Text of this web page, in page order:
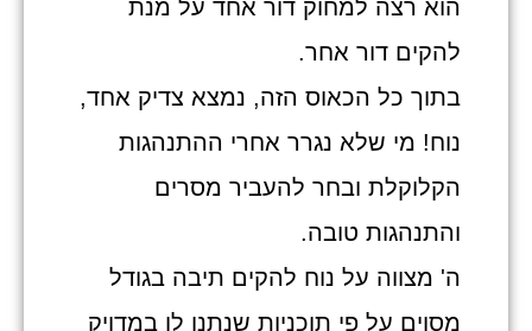
הוא רצה למחוק דור אחד על מנת
להקים דור אחר.
בתוך כל הכאוס הזה, נמצא צדיק אחד,
נוח! מי שלא נגרר אחרי ההתנהגות
הקלוקלת ובחר להעביר מסרים
והתנהגות טובה.
ה' מצווה על נוח להקים תיבה בגודל
מסוים על פי תוכניות שנתנו לו במדויק